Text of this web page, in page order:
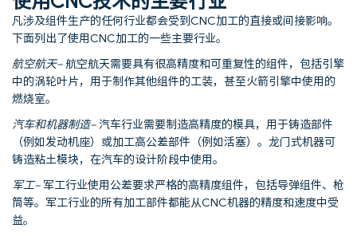
凡涉及组件生产的任何行业都会受到CNC加工的直接或间接影响。
下面列出了使用CNC加工的一些主要行业。
航空航天–航空航天需要具有很高精度和可重复性的组件，包括引擎
中的涡轮叶片，用于制作其他组件的工装，甚至火箭引擎中使用的
燃烧室。
汽车和机器制造–汽车行业需要制造高精度的模具，用于铸造部件
（例如发动机座）或加工高公差部件（例如活塞）。龙门式机器可
铸造粘土模块，在汽车的设计阶段中使用。
军工– 军工行业使用公差要求严格的高精度组件，包括导弹组件、枪
筒等。军工行业的所有加工部件都能从CNC机器的精度和速度中受
益。